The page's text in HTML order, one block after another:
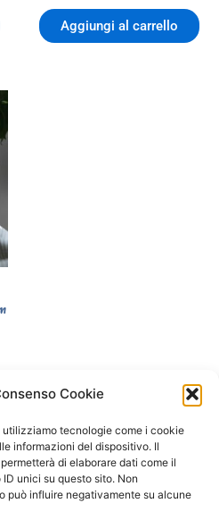
Cookie
utilizziamo tecnologie come i cookie
informazioni del dispositivo. Il
di elaborare dati come il
unici su questo sito. Non
può influire negativamente su alcune
Aggiungi al carrello
Blu sui social